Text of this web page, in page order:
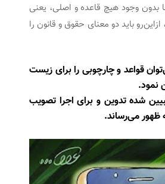
بدون وجود هیچ قاعده و اصلی، یعنی
باید دو معنای حقوق و قانون را
قواعد و چارچوبی را برای زیست
نمود.
شده تدوین و برای اجرا تصویب
ظهور می‌رساند.